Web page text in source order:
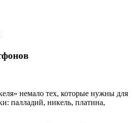
немало тех, которые нужны для
палладий, никель, платина,